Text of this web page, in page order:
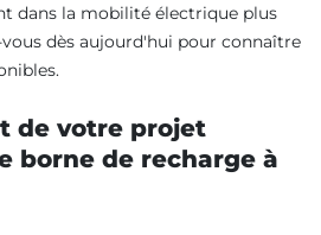
dans la mobilité électrique plus
vous dès aujourd'hui pour connaître
de votre projet
borne de recharge à